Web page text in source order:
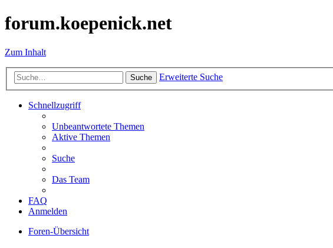
forum.koepenick.net
Zum Inhalt
Suche Erweiterte Suche
Schnellzugriff
Unbeantwortete Themen
Aktive Themen
Suche
Das Team
FAQ
Anmelden
Foren-Übersicht